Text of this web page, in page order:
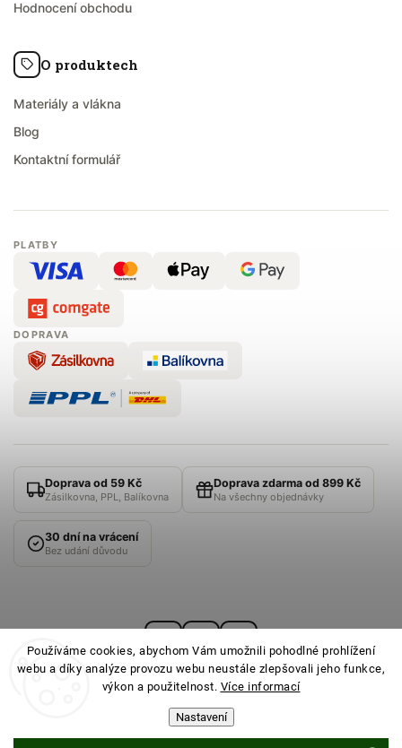
Používáme cookies, abychom Vám umožnili pohodlné prohlížení
webu a díky analýze provozu webu neustále zlepšovali jeho funkce,
výkon a použitelnost. Více informací
Nastavení
Hodnocení obchodu
O produktech
Materiály a vlákna
Blog
Kontaktní formulář
PLATBY
DOPRAVA
Doprava od 59 Kč
Zásilkovna, PPL, Balíkovna
Doprava zdarma od 899 Kč
Na všechny objednávky
30 dní na vrácení
Bez udání důvodu
PONOŽKOVNA· Všechna práva vyhrazena ·